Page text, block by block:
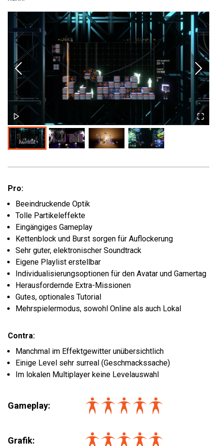
Pro:
Beeindruckende Optik
Tolle Partikeleffekte
Eingängiges Gameplay
Kettenblock und Burst sorgen für Auflockerung
Sehr guter, elektronischer Soundtrack
Eigene Playlist erstellbar
Individualisierungsoptionen für den Avatar und Gamertag
Herausfordernde Extra-Missionen
Gutes, optionales Tutorial
Mehrspielermodus, sowohl Online als auch Lokal
Contra:
Manchmal im Effektgewitter unübersichtlich
Einige Level sehr surreal (Geschmackssache)
Im lokalen Multiplayer keine Levelauswahl
Gameplay:
Grafik: